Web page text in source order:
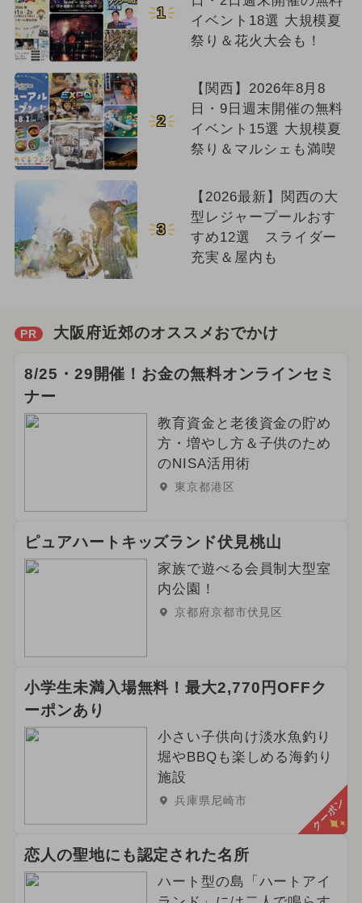
1
イベント18選 大規模夏
祭り＆花火大会も！
2
【関西】2026年8月8
日・9日週末開催の無料
イベント15選 大規模夏
祭り＆マルシェも満喫
3
【2026最新】関西の大
型レジャープールおす
すめ12選 スライダー
充実＆屋内も
PR 大阪府近郊のオススメおでかけ
8/25・29開催！お金の無料オンラインセミ
ナー
教育資金と老後資金の貯め
方・増やし方＆子供のため
のNISA活用術
東京都港区
ピュアハートキッズランド伏見桃山
家族で遊べる会員制大型室
内公園！
京都府京都市伏見区
小学生未満入場無料！最大2,770円OFFク
ーポンあり
小さい子供向け淡水魚釣り
堀やBBQも楽しめる海釣り
施設
兵庫県尼崎市 クーポン
恋人の聖地にも認定された名所
ハート型の島「ハートアイ